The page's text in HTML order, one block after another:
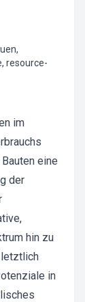
resource-
im
eine
der
hin zu
letztlich
in